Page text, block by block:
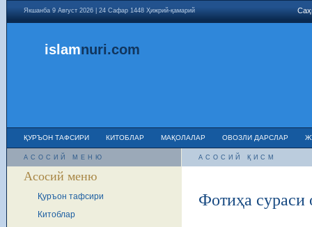
Якшанба 9 Август 2026 | 24 Сафар 1448 Ҳижрий-қамарий
islamnuri.com
ҚУРЪОН ТАФСИРИ КИТОБЛАР МАҚОЛАЛАР ОВОЗЛИ ДАРСЛАР
АСОСИЙ МЕНЮ
Асосий меню
Қуръон тафсири
Китоблар
АСОСИЙ ҚИСМ
Фотиҳа сураси